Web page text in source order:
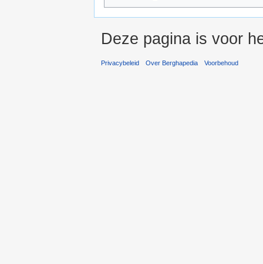
Deze pagina is voor
Privacybeleid Over Berghapedia Voorbehoud